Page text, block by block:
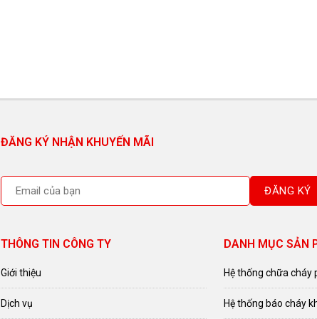
ĐĂNG KÝ NHẬN KHUYẾN MÃI
THÔNG TIN CÔNG TY
Giới thiệu
Dịch vụ
DANH MỤC SẢN
Hệ thống chữa cháy
Hệ thống báo cháy